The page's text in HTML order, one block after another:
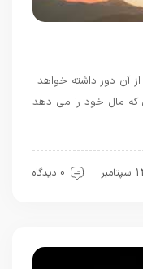
مردم] از آن دور داشته خواهد
مَالَهُ يَتَزَكَّى ﴿۱۸﴾ همان كه مال خود را مى‏ دهد
0 دیدگاه